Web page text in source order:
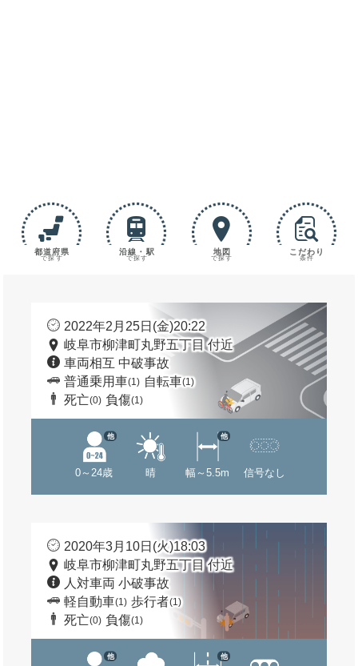
都道府県
で探す
沿線・駅
で探す
地図
で探す
こだわり
条件
2022年2月25日(金)20:22
岐阜市柳津町丸野五丁目 付近
車両相互 中破事故
普通乗用車(1) 自転車(1)
死亡(0) 負傷(1)
0～24歳
他
晴 幅～5.5m
他
信号なし
2020年3月10日(火)18:03
岐阜市柳津町丸野五丁目 付近
人対車両 小破事故
軽自動車(1) 歩行者(1)
死亡(0) 負傷(1)
他 他